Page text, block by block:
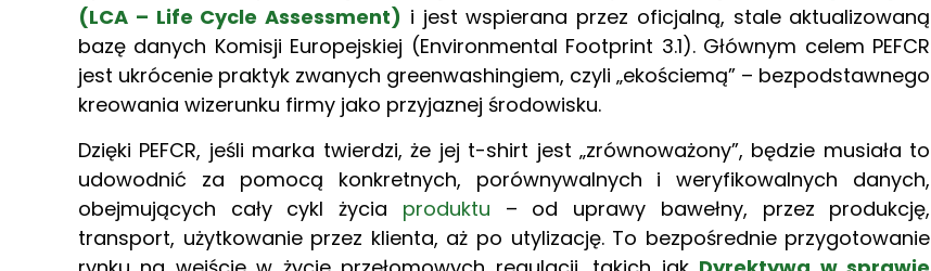
(LCA – Life Cycle Assessment) i jest wspierana przez oficjalną, stale aktualizowaną
bazę danych Komisji Europejskiej (Environmental Footprint 3.1). Głównym celem PEFCR
jest ukrócenie praktyk zwanych greenwashingiem, czyli „ekościemą” – bezpodstawnego
kreowania wizerunku firmy jako przyjaznej środowisku.
Dzięki PEFCR, jeśli marka twierdzi, że jej t-shirt jest „zrównoważony”, będzie musiała to
udowodnić za pomocą konkretnych, porównywalnych i weryfikowalnych danych,
obejmujących cały cykl życia produktu – od uprawy bawełny, przez produkcję,
transport, użytkowanie przez klienta, aż po utylizację. To bezpośrednie przygotowanie